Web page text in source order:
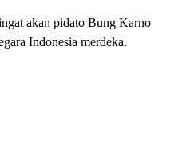
akan pidato Bung Karno
Indonesia merdeka.